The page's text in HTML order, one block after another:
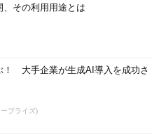
、その利用用途とは
！ 大手企業が生成AI導入を成功さ
プライズ)